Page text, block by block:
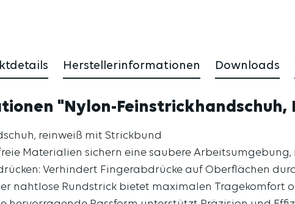
Herstellerinformationen Downloads
"Nylon-Feinstrickhandschuh,
reinweiß mit Strickbund
Materialien sichern eine saubere
Verhindert Fingerabdrücke auf Oberflächen
nahtlose Rundstrick bietet maximalen Tragekomfort